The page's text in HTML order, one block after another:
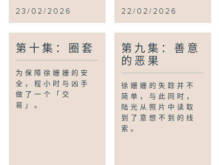
23/02/2026 22/02/2026
第十集：圈套
为保障徐姗姗的安
全，程小时与凶手
做了一个「交
易」。
第九集：善意
的恶果
徐姗姗的失踪并不
简单，与此同时，
陆光从照片中读取
到了意想不到的线
索。